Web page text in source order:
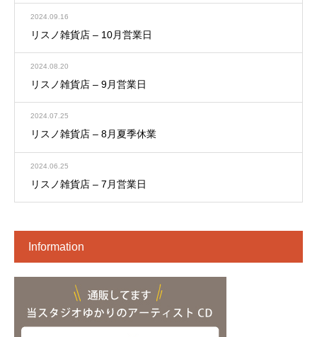
2024.09.16
リスノ雑貨店 – 10月営業日
2024.08.20
リスノ雑貨店 – 9月営業日
2024.07.25
リスノ雑貨店 – 8月夏季休業
2024.06.25
リスノ雑貨店 – 7月営業日
Information